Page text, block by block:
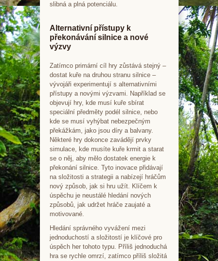
slibná a plná potenciálu.
Alternativní přístupy k
překonávání silnice a nové
výzvy
Zatímco primární cíl hry zůstává stejný –
dostat kuře na druhou stranu silnice –
vývojáři experimentují s alternativními
přístupy a novými výzvami. Například se
objevují hry, kde musí kuře sbírat
speciální předměty podél silnice, nebo
kde se musí vyhýbat nebezpečným
překážkám, jako jsou díry a balvany.
Některé hry dokonce zavádějí prvky
simulace, kde musíte kuře krmit a starat
se o něj, aby mělo dostatek energie k
překonání silnice. Tyto inovace přidávají
na složitosti a strategii a nabízejí hráčům
nový způsob, jak si hru užít. Klíčem k
úspěchu je neustálé hledání nových
způsobů, jak udržet hráče zaujaté a
motivované.
Hledání správného vyvážení mezi
jednoduchostí a složitostí je klíčové pro
úspěch her tohoto typu. Příliš jednoduchá
hra se rychle omrzí, zatímco příliš složitá